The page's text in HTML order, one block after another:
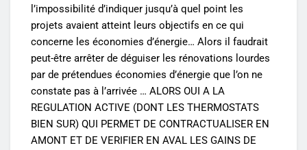
l’impossibilité d’indiquer jusqu’à quel point les
projets avaient atteint leurs objectifs en ce qui
concerne les économies d’énergie… Alors il faudrait
peut-être arrêter de déguiser les rénovations lourdes
par de prétendues économies d’énergie que l’on ne
constate pas à l’arrivée … ALORS OUI A LA
REGULATION ACTIVE (DONT LES THERMOSTATS
BIEN SUR) QUI PERMET DE CONTRACTUALISER EN
AMONT ET DE VERIFIER EN AVAL LES GAINS DE